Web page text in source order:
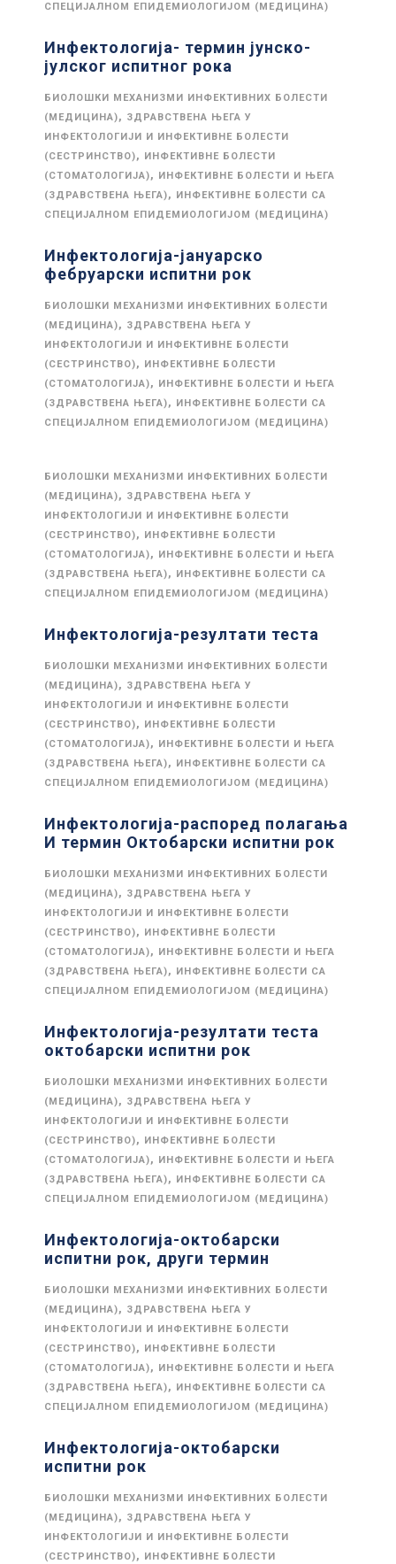
СПЕЦИЈАЛНОМ ЕПИДЕМИОЛОГИЈОМ (МЕДИЦИНА)
Инфектологија- термин јунско-
јулског испитног рока
БИОЛОШКИ МЕХАНИЗМИ ИНФЕКТИВНИХ БОЛЕСТИ
(МЕДИЦИНА), ЗДРАВСТВЕНА ЊЕГА У
ИНФЕКТОЛОГИЈИ И ИНФЕКТИВНЕ БОЛЕСТИ
(СЕСТРИНСТВО), ИНФЕКТИВНЕ БОЛЕСТИ
(СТОМАТОЛОГИЈА), ИНФЕКТИВНЕ БОЛЕСТИ И ЊЕГА
(ЗДРАВСТВЕНА ЊЕГА), ИНФЕКТИВНЕ БОЛЕСТИ СА
СПЕЦИЈАЛНОМ ЕПИДЕМИОЛОГИЈОМ (МЕДИЦИНА)
Инфектологија-јануарско
фебруарски испитни рок
БИОЛОШКИ МЕХАНИЗМИ ИНФЕКТИВНИХ БОЛЕСТИ
(МЕДИЦИНА), ЗДРАВСТВЕНА ЊЕГА У
ИНФЕКТОЛОГИЈИ И ИНФЕКТИВНЕ БОЛЕСТИ
(СЕСТРИНСТВО), ИНФЕКТИВНЕ БОЛЕСТИ
(СТОМАТОЛОГИЈА), ИНФЕКТИВНЕ БОЛЕСТИ И ЊЕГА
(ЗДРАВСТВЕНА ЊЕГА), ИНФЕКТИВНЕ БОЛЕСТИ СА
СПЕЦИЈАЛНОМ ЕПИДЕМИОЛОГИЈОМ (МЕДИЦИНА)
БИОЛОШКИ МЕХАНИЗМИ ИНФЕКТИВНИХ БОЛЕСТИ
(МЕДИЦИНА), ЗДРАВСТВЕНА ЊЕГА У
ИНФЕКТОЛОГИЈИ И ИНФЕКТИВНЕ БОЛЕСТИ
(СЕСТРИНСТВО), ИНФЕКТИВНЕ БОЛЕСТИ
(СТОМАТОЛОГИЈА), ИНФЕКТИВНЕ БОЛЕСТИ И ЊЕГА
(ЗДРАВСТВЕНА ЊЕГА), ИНФЕКТИВНЕ БОЛЕСТИ СА
СПЕЦИЈАЛНОМ ЕПИДЕМИОЛОГИЈОМ (МЕДИЦИНА)
Инфектологија-резултати теста
БИОЛОШКИ МЕХАНИЗМИ ИНФЕКТИВНИХ БОЛЕСТИ
(МЕДИЦИНА), ЗДРАВСТВЕНА ЊЕГА У
ИНФЕКТОЛОГИЈИ И ИНФЕКТИВНЕ БОЛЕСТИ
(СЕСТРИНСТВО), ИНФЕКТИВНЕ БОЛЕСТИ
(СТОМАТОЛОГИЈА), ИНФЕКТИВНЕ БОЛЕСТИ И ЊЕГА
(ЗДРАВСТВЕНА ЊЕГА), ИНФЕКТИВНЕ БОЛЕСТИ СА
СПЕЦИЈАЛНОМ ЕПИДЕМИОЛОГИЈОМ (МЕДИЦИНА)
Инфектологија-распоред полагања
И термин Октобарски испитни рок
БИОЛОШКИ МЕХАНИЗМИ ИНФЕКТИВНИХ БОЛЕСТИ
(МЕДИЦИНА), ЗДРАВСТВЕНА ЊЕГА У
ИНФЕКТОЛОГИЈИ И ИНФЕКТИВНЕ БОЛЕСТИ
(СЕСТРИНСТВО), ИНФЕКТИВНЕ БОЛЕСТИ
(СТОМАТОЛОГИЈА), ИНФЕКТИВНЕ БОЛЕСТИ И ЊЕГА
(ЗДРАВСТВЕНА ЊЕГА), ИНФЕКТИВНЕ БОЛЕСТИ СА
СПЕЦИЈАЛНОМ ЕПИДЕМИОЛОГИЈОМ (МЕДИЦИНА)
Инфектологија-резултати теста
октобарски испитни рок
БИОЛОШКИ МЕХАНИЗМИ ИНФЕКТИВНИХ БОЛЕСТИ
(МЕДИЦИНА), ЗДРАВСТВЕНА ЊЕГА У
ИНФЕКТОЛОГИЈИ И ИНФЕКТИВНЕ БОЛЕСТИ
(СЕСТРИНСТВО), ИНФЕКТИВНЕ БОЛЕСТИ
(СТОМАТОЛОГИЈА), ИНФЕКТИВНЕ БОЛЕСТИ И ЊЕГА
(ЗДРАВСТВЕНА ЊЕГА), ИНФЕКТИВНЕ БОЛЕСТИ СА
СПЕЦИЈАЛНОМ ЕПИДЕМИОЛОГИЈОМ (МЕДИЦИНА)
Инфектологија-октобарски
испитни рок, други термин
БИОЛОШКИ МЕХАНИЗМИ ИНФЕКТИВНИХ БОЛЕСТИ
(МЕДИЦИНА), ЗДРАВСТВЕНА ЊЕГА У
ИНФЕКТОЛОГИЈИ И ИНФЕКТИВНЕ БОЛЕСТИ
(СЕСТРИНСТВО), ИНФЕКТИВНЕ БОЛЕСТИ
(СТОМАТОЛОГИЈА), ИНФЕКТИВНЕ БОЛЕСТИ И ЊЕГА
(ЗДРАВСТВЕНА ЊЕГА), ИНФЕКТИВНЕ БОЛЕСТИ СА
СПЕЦИЈАЛНОМ ЕПИДЕМИОЛОГИЈОМ (МЕДИЦИНА)
Инфектологија-октобарски
испитни рок
БИОЛОШКИ МЕХАНИЗМИ ИНФЕКТИВНИХ БОЛЕСТИ
(МЕДИЦИНА), ЗДРАВСТВЕНА ЊЕГА У
ИНФЕКТОЛОГИЈИ И ИНФЕКТИВНЕ БОЛЕСТИ
(СЕСТРИНСТВО), ИНФЕКТИВНЕ БОЛЕСТИ